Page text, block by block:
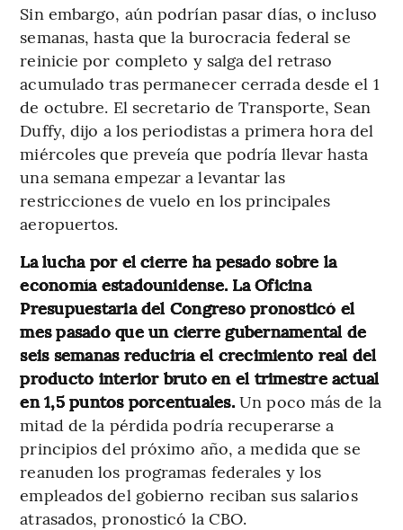
Sin embargo, aún podrían pasar días, o incluso
semanas, hasta que la burocracia federal se
reinicie por completo y salga del retraso
acumulado tras permanecer cerrada desde el 1
de octubre. El secretario de Transporte, Sean
Duffy, dijo a los periodistas a primera hora del
miércoles que preveía que podría llevar hasta
una semana empezar a levantar las
restricciones de vuelo en los principales
aeropuertos.
La lucha por el cierre ha pesado sobre la
economía estadounidense. La Oficina
Presupuestaria del Congreso pronosticó el
mes pasado que un cierre gubernamental de
seis semanas reduciría el crecimiento real del
producto interior bruto en el trimestre actual
en 1,5 puntos porcentuales.Un poco más de la
mitad de la pérdida podría recuperarse a
principios del próximo año, a medida que se
reanuden los programas federales y los
empleados del gobierno reciban sus salarios
atrasados, pronosticó la CBO.